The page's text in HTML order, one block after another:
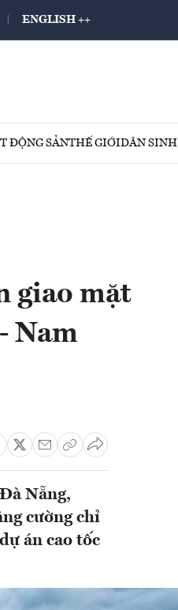
ENGLISH ++
ĐỘNG SẢNTHẾ GIỚIDÂN SINH
giao mặt
Nam
Nẵng,
cường chỉ
án cao tốc